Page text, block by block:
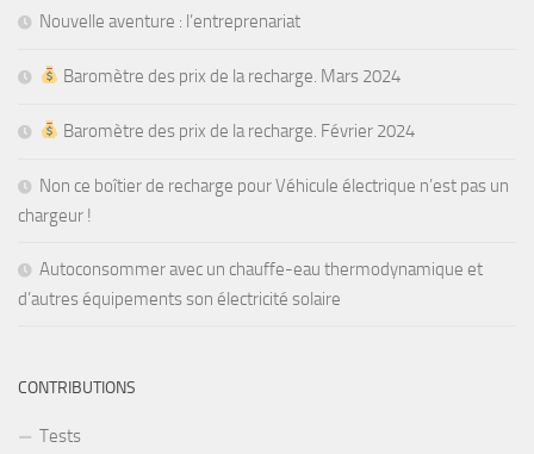
Nouvelle aventure : l’entreprenariat
Baromètre des prix de la recharge. Mars 2024
Baromètre des prix de la recharge. Février 2024
Non ce boîtier de recharge pour Véhicule électrique n’est pas un
chargeur !
Autoconsommer avec un chauffe-eau thermodynamique et
d’autres équipements son électricité solaire
CONTRIBUTIONS
Tests